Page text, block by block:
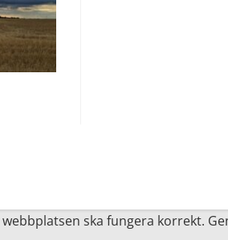
ska fungera korrekt.